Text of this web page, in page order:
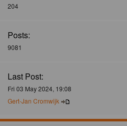
204
Posts:
9081
Last Post:
Fri 03 May 2024, 19:08
Gert-Jan Cromwijk